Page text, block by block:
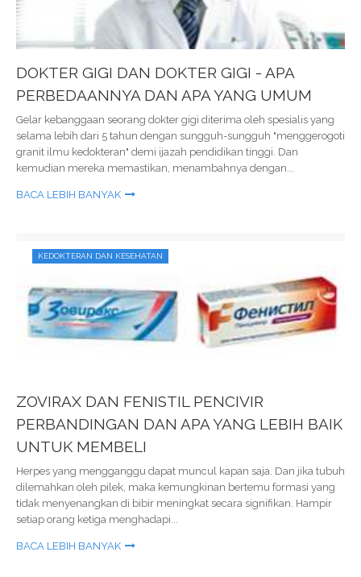
DOKTER GIGI DAN DOKTER GIGI - APA
PERBEDAANNYA DAN APA YANG UMUM
Gelar kebanggaan seorang dokter gigi diterima oleh spesialis yang
selama lebih dari 5 tahun dengan sungguh-sungguh "menggerogoti
granit ilmu kedokteran" demi ijazah pendidikan tinggi. Dan
kemudian mereka memastikan, menambahnya dengan...
BACA LEBIH BANYAK
KEDOKTERAN DAN KESEHATAN
ZOVIRAX DAN FENISTIL PENCIVIR
PERBANDINGAN DAN APA YANG LEBIH BAIK
UNTUK MEMBELI
Herpes yang mengganggu dapat muncul kapan saja. Dan jika tubuh
dilemahkan oleh pilek, maka kemungkinan bertemu formasi yang
tidak menyenangkan di bibir meningkat secara signifikan. Hampir
setiap orang ketiga menghadapi...
BACA LEBIH BANYAK